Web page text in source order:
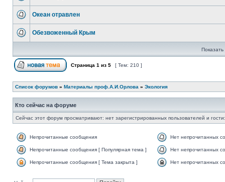
Океан отравлен
Обезвоженный Крым
Страница 1 из 5 [ Тем: 210 ]
Список форумов » Материалы проф.А.И.Орлова » Экология
Кто сейчас на форуме
Сейчас этот форум просматривают: нет зарегистрированных пользователей и
Непрочитанные сообщения Нет непрочитанных
Непрочитанные сообщения [ Популярная тема ] Нет непрочитанных
Непрочитанные сообщения [ Тема закрыта ] Нет непрочитанных